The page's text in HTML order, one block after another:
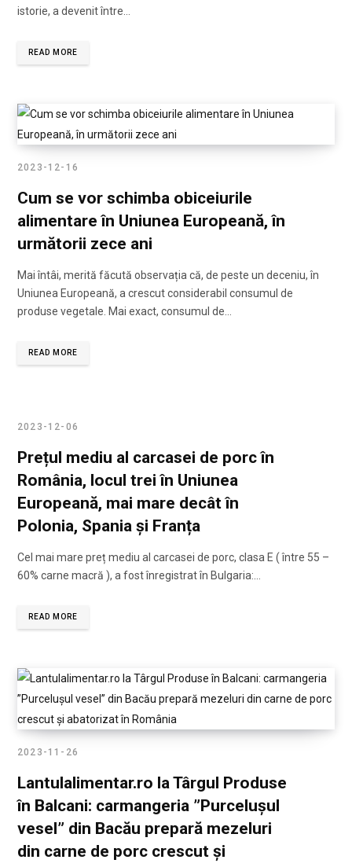
istorie, a devenit între…
READ MORE
2023-12-16
Cum se vor schimba obiceiurile
alimentare în Uniunea Europeană, în
următorii zece ani
Mai întâi, merită făcută observația că, de peste un deceniu, în
Uniunea Europeană, a crescut considerabil consumul de
produse vegetale. Mai exact, consumul de…
READ MORE
2023-12-06
Prețul mediu al carcasei de porc în
România, locul trei în Uniunea
Europeană, mai mare decât în
Polonia, Spania și Franța
Cel mai mare preț mediu al carcasei de porc, clasa E ( între 55 –
60% carne macră ), a fost înregistrat în Bulgaria:…
READ MORE
2023-11-26
Lantulalimentar.ro la Târgul Produse
în Balcani: carmangeria ”Purcelușul
vesel” din Bacău prepară mezeluri
din carne de porc crescut și